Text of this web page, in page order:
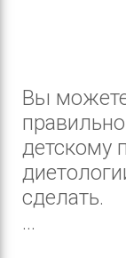
Вы можете
детскому
сделать.
...